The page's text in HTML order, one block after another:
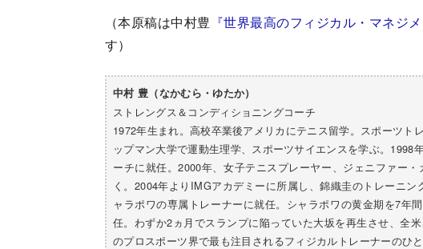
（本原稿は中村豊 『世界最高のフィジカル・マネジ
す）
中村 豊（なかむら・ゆたか）
ストレングス＆コンディショニングコーチ
1972年生まれ。高校卒業後アメリカにテニス留学。スポーツト
ップマン大学で運動生理学、スポーツサイエンスを学ぶ。
ーチに就任。2000年、女子テニスプレーヤー、ジェニファー
く。2004年よりIMGアカデミーに所属し、錦織圭のトレーニ
ャラポワの専属トレーナーに就任。シャラポワの黄金期を7年
任。わずか2ヵ月でスランプに陥っていた大坂を再生させ、全
のプロスポーツ界で最も注目されるフィジカルトレーナーのひ